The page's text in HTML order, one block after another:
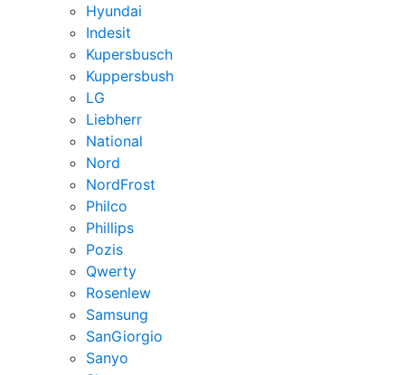
Hyundai
Indesit
Kupersbusch
Kuppersbush
LG
Liebherr
National
Nord
NordFrost
Philco
Phillips
Pozis
Qwerty
Rosenlew
Samsung
SanGiorgio
Sanyo